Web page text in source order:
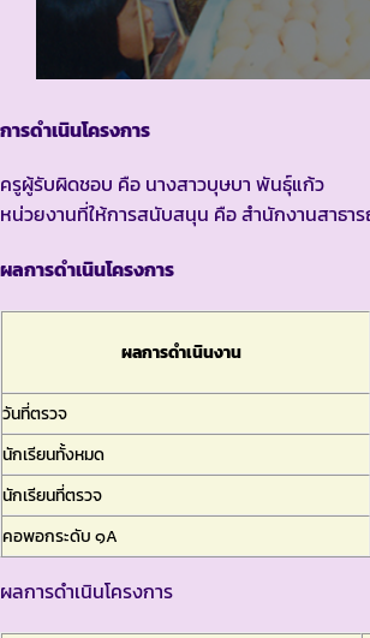
การดำเนินโครงการ
ครูผู้รับผิดชอบ คือ นางสาวบุษบา พันธุ์แก้ว
หน่วยงานที่ให้การสนับสนุน คือ สำนักงานสาธา
ผลการดำเนินโครงการ
ผลการดำเนินงาน
วันที่ตรวจ
นักเรียนทั้งหมด
นักเรียนที่ตรวจ
คอพอกระดับ ๑A
ผลการดำเนินโครงการ